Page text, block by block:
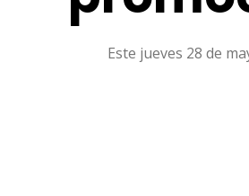
Este jueves 28 de